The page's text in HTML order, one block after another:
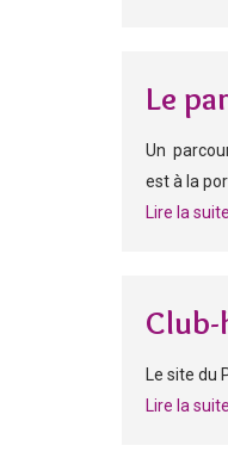
Le
Un
est à la
Lire la suite
Le site
Lire la suite